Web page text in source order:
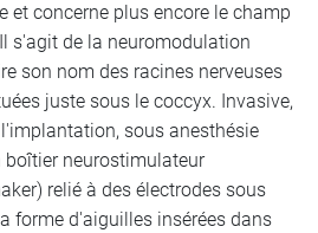
et concerne plus encore le champ
s'agit de la neuromodulation
son nom des racines nerveuses
juste sous le coccyx. Invasive,
sous anesthésie
boîtier neurostimulateur
relié à des électrodes sous
forme d'aiguilles insérées dans